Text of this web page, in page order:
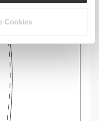
Cookies